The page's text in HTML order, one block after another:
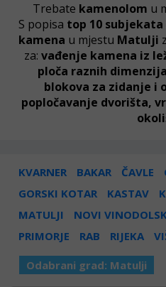
Trebate kamenolom u
S popisa top 10
kamena u mjestu Matulji
za: vađenje kamena iz
ploča raznih
blokova za zidanje i
popločavanje dvorišta,
KVARNER BAKAR ČAVLE
GORSKI KOTAR
KASTAV
MATULJI
NOVI
PRIMORJE
RAB RIJEKA
Odabrani grad: Matulji